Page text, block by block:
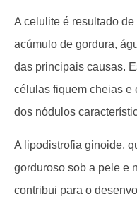
A celulite é resultado
acúmulo de gordura,
das principais causas.
células fiquem cheias e
dos nódulos
A lipodistrofia ginoide,
gorduroso sob a pele e
contribui para o